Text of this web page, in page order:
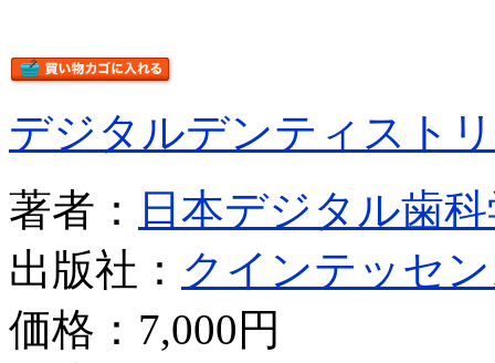
デジタルデンティスト
著者：
日本デジタル歯
出版社： クインテッセ
価格： 7,000円